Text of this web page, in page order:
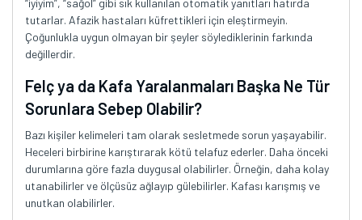
tutarlar. Afazik hastaları küfrettikleri için eleştirmeyin.
Çoğunlukla uygun olmayan bir şeyler söylediklerinin farkında
değillerdir.
Felç ya da Kafa Yaralanmaları Başka Ne Tür
Sorunlara Sebep Olabilir?
Bazı kişiler kelimeleri tam olarak sesletmede sorun yaşayabilir.
Heceleri birbirine karıştırarak kötü telafuz ederler. Daha önceki
durumlarına göre fazla duygusal olabilirler. Örneğin, daha kolay
utanabilirler ve ölçüsüz ağlayıp gülebilirler. Kafası karışmış ve
unutkan olabilirler.